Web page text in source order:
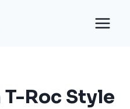
Roc Style